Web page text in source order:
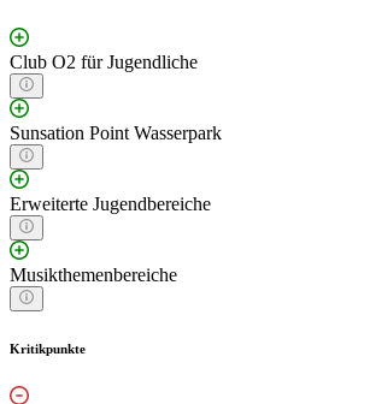
Club O2 für Jugendliche
Sunsation Point Wasserpark
Erweiterte Jugendbereiche
Musikthemenbereiche
Kritikpunkte